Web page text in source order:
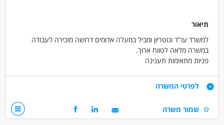
תיאור
למשרד עו"ד ונוטריון ומביל במעלה אדומים דרושה מזכירה לעבודה
במשרה מלאה לטווח ארוך.
פניות מתאימות תענינה
דרישות
ניסיון קודם בתחום והשכלה אקדמאית - יתרון.
ראש גדול, נכונות ללמוד תחומים חדשים, שירות לקוחות, אדיבות,
לפרטי המשרה
שמור משרה